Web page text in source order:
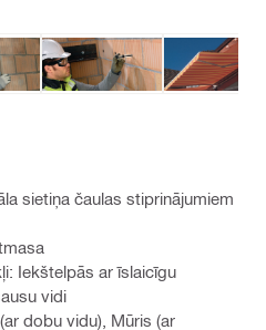
sietiņa čaulas stiprinājumiem
Iekštelpās ar īslaicīgu
vidi
dobu vidu), Mūris (ar